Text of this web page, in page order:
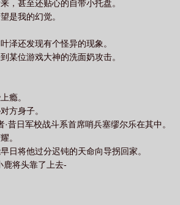
世。【寻人！急！有没有刚从直播间弹出的
是个栗子头，趴在围巾上睡觉】起初众人
算当乐子。没成想这一蹲就再也出不来
但这效果是不是有点太好了？退一万步来
的好觉，热爱生活也不是不行。久而久之
注直播内容的兽人们。一个个化身柠檬
了个大黑豹？不是只小黑猫吗？][这哥们看
播还搁这一口一个咪咪呢，俺不中了。][到
我也是毛茸茸！我也要被木木哄成胚胎！]
架新抽奖才可以！]-林珀最近有点苦恼，
最近长得有些太快了。青年拿着小猫幼年
息无果，毕竟他家斯斯现在这个体型哪个
个精致的箱子，打算将这些小东西珍藏封
了意。黑豹极速奔驰来到他的身边，一双
手阻止了他的动作。夹杂着焦急的性感声
，甚至还贴心的自带小托盘。
是我的幻觉。
泽还发现有个怪异的现象。
某位游戏大神的洗面奶攻击。
瘾。
方身子。
·昔日军校战斗系首席哨兵塞缪尔乐在其中。
。
日将他过分迟钝的天命向导拐回家。
鹿将头靠了上去-